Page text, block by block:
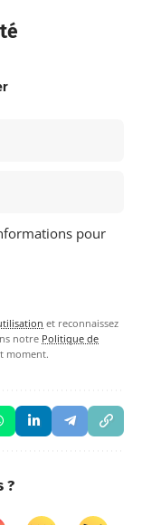
pour
et reconnaissez
notre Politique de
moment.
?